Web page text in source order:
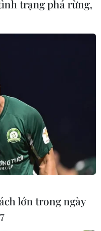
trạng phá rừng,
lớn trong ngày